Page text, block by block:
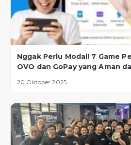
Nggak Perlu Modal! 7 Game
OVO dan GoPay yang Aman
20 Oktober 2025